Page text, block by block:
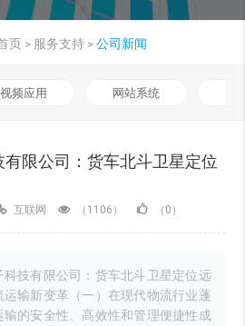
页 > 服务支持 >公司新闻
视频应用 网站系统
限公司：货车北斗卫星定位
互联网 （1106） （0）
技有限公司：货车北斗卫星定位远
输新变革（一）在现代物流行业蓬
的安全性、高效性和管理便捷性成